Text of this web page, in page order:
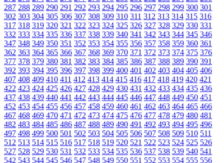
287 288 289 290 291 292 293 294 295 296 297 298 299 300 301
302 303 304 305 306 307 308 309 310 311 312 313 314 315 316
317 318 319 320 321 322 323 324 325 326 327 328 329 330 331
332 333 334 335 336 337 338 339 340 341 342 343 344 345 346
347 348 349 350 351 352 353 354 355 356 357 358 359 360 361
362 363 364 365 366 367 368 369 370 371 372 373 374 375 376
377 378 379 380 381 382 383 384 385 386 387 388 389 390 391
392 393 394 395 396 397 398 399 400 401 402 403 404 405 406
407 408 409 410 411 412 413 414 415 416 417 418 419 420 421
422 423 424 425 426 427 428 429 430 431 432 433 434 435 436
437 438 439 440 441 442 443 444 445 446 447 448 449 450 451
452 453 454 455 456 457 458 459 460 461 462 463 464 465 466
467 468 469 470 471 472 473 474 475 476 477 478 479 480 481
482 483 484 485 486 487 488 489 490 491 492 493 494 495 496
497 498 499 500 501 502 503 504 505 506 507 508 509 510 511
512 513 514 515 516 517 518 519 520 521 522 523 524 525 526
527 528 529 530 531 532 533 534 535 536 537 538 539 540 541
542 543 544 545 546 547 548 549 550 551 552 553 554 555 556